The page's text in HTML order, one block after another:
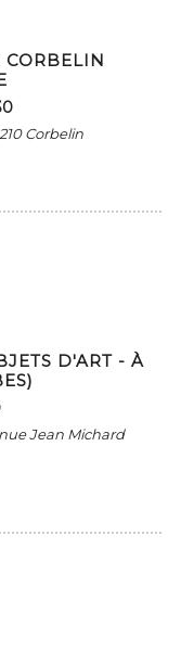
Corbelin
D'ART - À
Jean Michard